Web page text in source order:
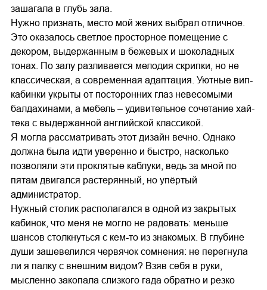
зашагала в глубь зала.
Нужно признать, место мой жених выбрал отличное.
Это оказалось светлое просторное помещение с
декором, выдержанным в бежевых и шоколадных
тонах. По залу разливается мелодия скрипки, но не
классическая, а современная адаптация. Уютные вип-
кабинки укрыты от посторонних глаз невесомыми
балдахинами, а мебель – удивительное сочетание хай-
тека с выдержанной английской классикой.
Я могла рассматривать этот дизайн вечно. Однако
должна была идти уверенно и быстро, насколько
позволяли эти проклятые каблуки, ведь за мной по
пятам двигался растерянный, но упёртый
администратор.
Нужный столик располагался в одной из закрытых
кабинок, что меня не могло не радовать: меньше
шансов столкнуться с кем-то из знакомых. В глубине
души зашевелился червячок сомнения: не перегнула
ли я палку с внешним видом? Взяв себя в руки,
мысленно закопала слизкого гада обратно и резко